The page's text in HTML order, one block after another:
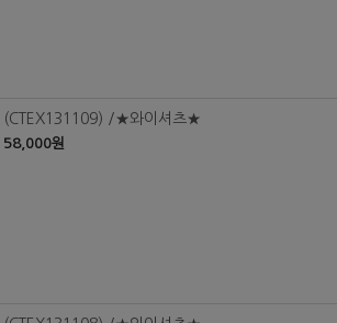
(CTEX131109) /★와이셔츠★
58,000원